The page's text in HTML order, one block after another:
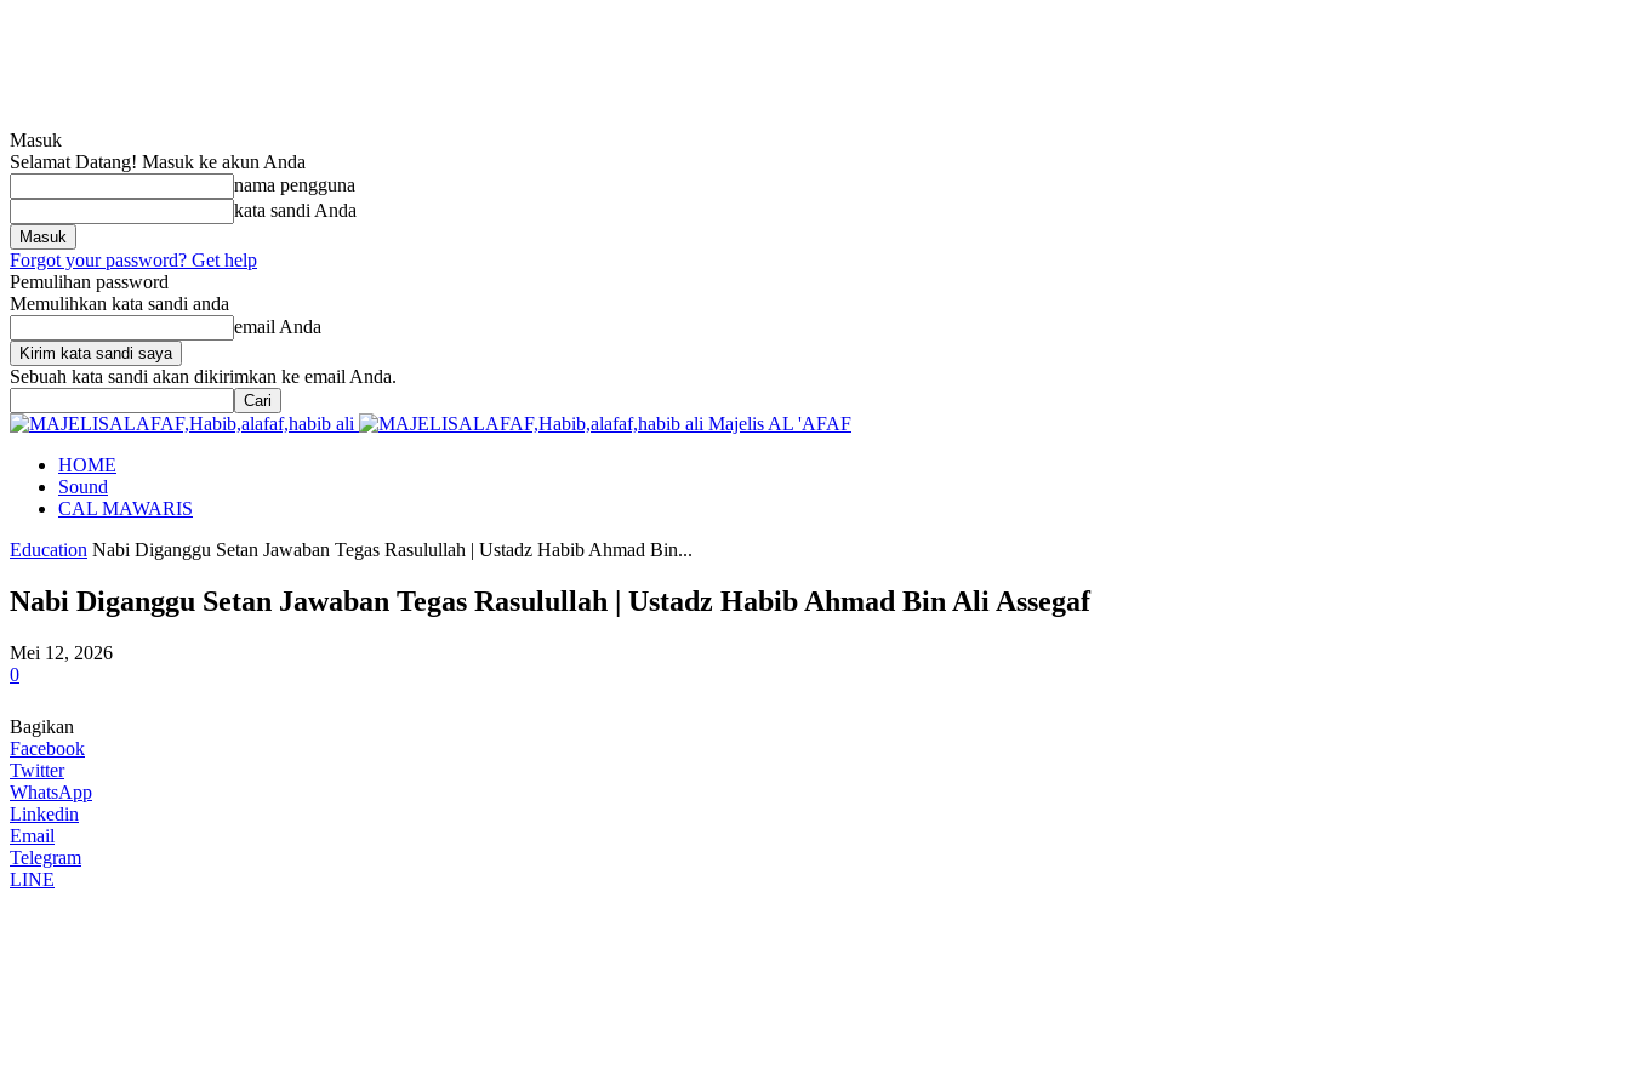
Masuk
Selamat Datang! Masuk ke akun Anda
nama pengguna
kata sandi Anda
Forgot your password? Get help
Pemulihan password
Memulihkan kata sandi anda
email Anda
Sebuah kata sandi akan dikirimkan ke email Anda.
Majelis AL 'AFAF
HOME
Sound
CAL MAWARIS
Education Nabi Diganggu Setan Jawaban Tegas Rasulullah | Ustadz Habib Ahmad Bin...
Nabi Diganggu Setan Jawaban Tegas Rasulullah | Ustadz Habib Ahmad Bin Ali Assegaf
Mei 12, 2026
0
Bagikan
Facebook
Twitter
WhatsApp
Linkedin
Email
Telegram
LINE